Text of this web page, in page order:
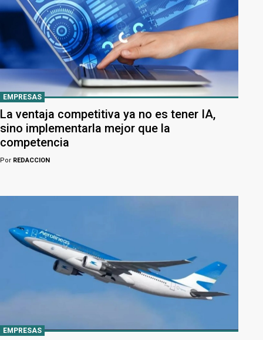
EMPRESAS
La ventaja competitiva ya no es tener IA,
sino implementarla mejor que la
competencia
Por REDACCION
EMPRESAS